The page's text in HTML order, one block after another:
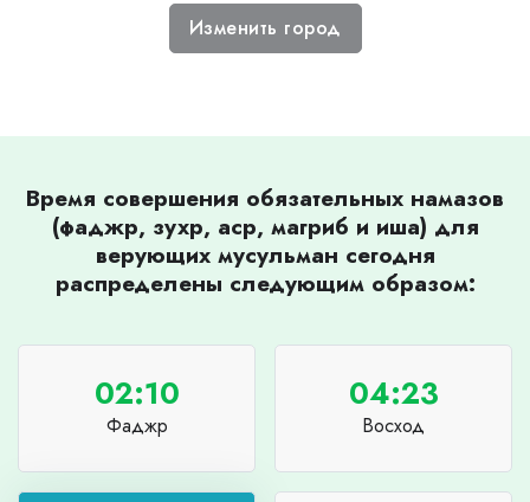
Изменить город
Время совершения обязательных намазов
(фаджр, зухр, аср, магриб и иша) для
верующих мусульман сегодня
распределены следующим образом:
02:10
Фаджр
04:23
Восход